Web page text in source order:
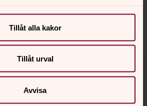
Tillåt alla kakor
Tillåt urval
Avvisa
Prata eller chatta anonymt